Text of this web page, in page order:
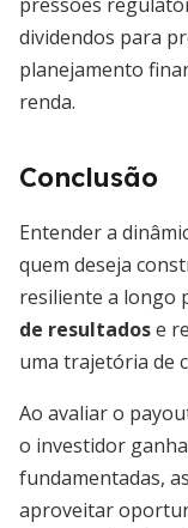
dividendos para
planejamento
renda.
Conclusão
Entender a
quem deseja
resiliente a longo
de resultadose
uma trajetória de
Ao avaliar o
o investidor
fundamentadas,
aproveitar